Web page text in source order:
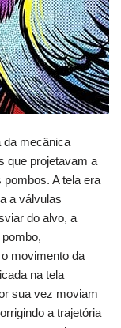
da mecânica
que projetavam a
A tela era
a válvulas
do alvo, a
movimento da
na tela
sua vez moviam
a trajetória